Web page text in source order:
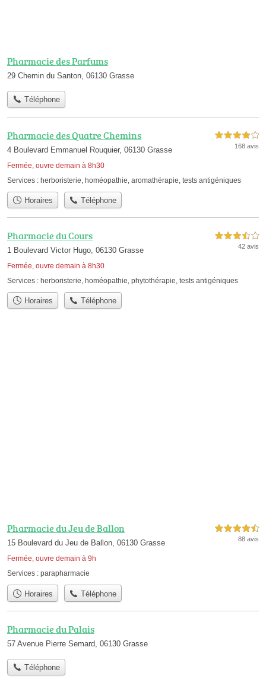
Pharmacie des Parfums
29 Chemin du Santon, 06130 Grasse
Téléphone
Pharmacie des Quatre Chemins
4 Boulevard Emmanuel Rouquier, 06130 Grasse
Fermée, ouvre demain à 8h30
4,0 étoiles sur 5
168 avis
Services : herboristerie homéopathie aromathérapie tests antigéniques
Horaires Téléphone
Pharmacie du Cours
1 Boulevard Victor Hugo, 06130 Grasse
Fermée, ouvre demain à 8h30
3,5 étoiles sur 5
42 avis
Services : herboristerie, homéopathie, phytothérapie, tests antigéniques
Horaires Téléphone
Pharmacie du Jeu de Ballon
15 Boulevard du Jeu de Ballon, 06130 Grasse
Fermée, ouvre demain à 9h
4,5 étoiles sur 5
88 avis
Services : parapharmacie
Horaires Téléphone
Pharmacie du Palais
57 Avenue Pierre Semard, 06130 Grasse
Téléphone